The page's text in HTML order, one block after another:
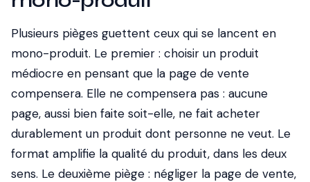
Plusieurs pièges guettent ceux qui se lancent en
mono-produit. Le premier : choisir un produit
médiocre en pensant que la page de vente
compensera. Elle ne compensera pas : aucune
page, aussi bien faite soit-elle, ne fait acheter
durablement un produit dont personne ne veut. Le
format amplifie la qualité du produit, dans les deux
sens. Le deuxième piège : négliger la page de vente,